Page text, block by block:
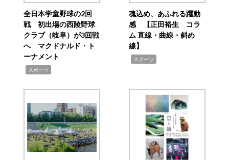
全日本学童野球の2回
戦 初出場の西陵野球
クラブ（岐阜）が3回戦
へ マクドナルド・ト
ーナメント
スポーツ
魂込め、あふれる躍動
感 【正田裕生 コラ
ム 直線・曲線・斜め
線】
スポーツ